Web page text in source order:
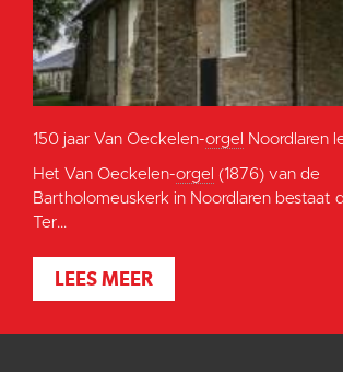
150 jaar Van Oeckelen-orgel Noordlaren
Het Van Oeckelen-orgel (1876) van de
Bartholomeuskerk in Noordlaren bestaat
Ter...
LEES MEER